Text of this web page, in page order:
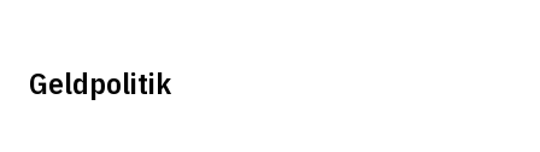
Geldpolitik